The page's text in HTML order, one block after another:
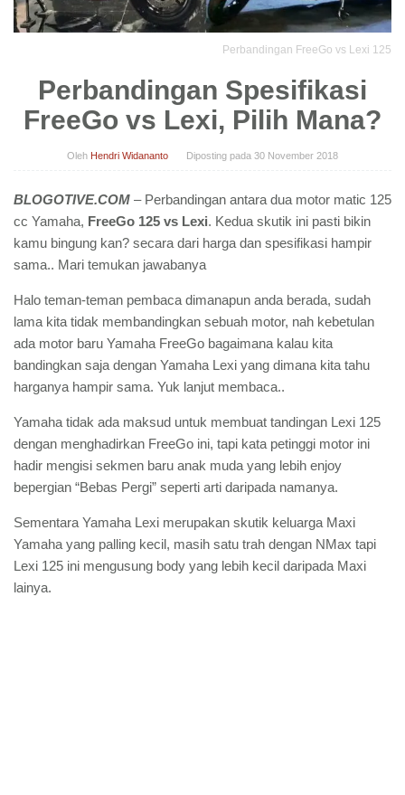
Perbandingan FreeGo vs Lexi 125
Perbandingan Spesifikasi
FreeGo vs Lexi, Pilih Mana?
Oleh Hendri Widananto Diposting pada 30 November 2018
BLOGOTIVE.COM – Perbandingan antara dua motor matic 125
cc Yamaha, FreeGo 125 vs Lexi. Kedua skutik ini pasti bikin
kamu bingung kan? secara dari harga dan spesifikasi hampir
sama.. Mari temukan jawabanya
Halo teman-teman pembaca dimanapun anda berada, sudah
lama kita tidak membandingkan sebuah motor, nah kebetulan
ada motor baru Yamaha FreeGo bagaimana kalau kita
bandingkan saja dengan Yamaha Lexi yang dimana kita tahu
harganya hampir sama. Yuk lanjut membaca..
Yamaha tidak ada maksud untuk membuat tandingan Lexi 125
dengan menghadirkan FreeGo ini, tapi kata petinggi motor ini
hadir mengisi sekmen baru anak muda yang lebih enjoy
bepergian “Bebas Pergi” seperti arti daripada namanya.
Sementara Yamaha Lexi merupakan skutik keluarga Maxi
Yamaha yang palling kecil, masih satu trah dengan NMax tapi
Lexi 125 ini mengusung body yang lebih kecil daripada Maxi
lainya.